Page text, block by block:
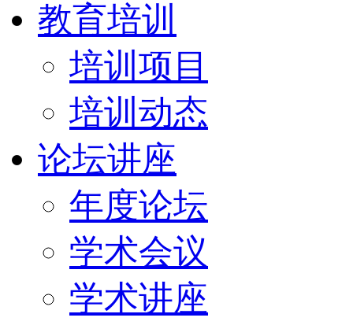
教育培训
培训项目
培训动态
论坛讲座
年度论坛
学术会议
学术讲座